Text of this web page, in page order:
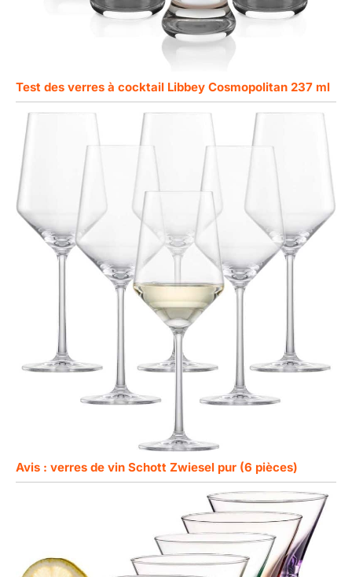
Test des verres à cocktail Libbey Cosmopolitan 237 ml
Avis : verres de vin Schott Zwiesel pur (6 pièces)